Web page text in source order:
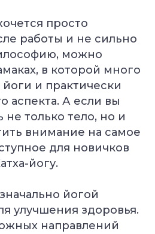
просто
работы и не сильно
можно
в которой много
и практически
аспекта. А если вы
не только тело, но и
внимание на самое
для новичков
йогу.
йогой
улучшения здоровья.
направлений